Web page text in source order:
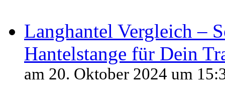
Langhantel Vergleich –
Hantelstange für Dein
am 20. Oktober 2024 um